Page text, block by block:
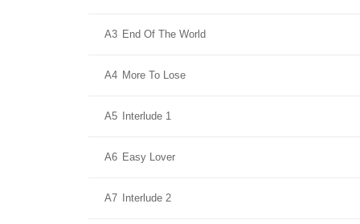
A3 End Of The World
A4 More To Lose
A5 Interlude 1
A6 Easy Lover
A7 Interlude 2